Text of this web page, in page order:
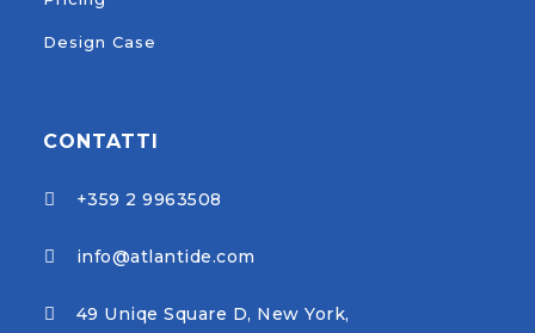
Design Case
CONTATTI
 +359 2 9963508
 info@atlantide.com
 49 Uniqe Square D, New York,